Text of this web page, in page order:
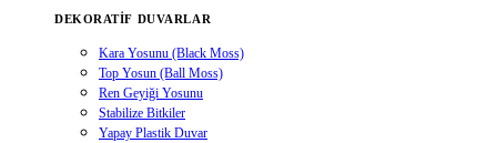
DEKORATIF DUVARLAR
Kara Yosunu (Black Moss)
Top Yosun (Ball Moss)
Ren Geyiği Yosunu
Stabilize Bitkiler
Yapay Plastik Duvar